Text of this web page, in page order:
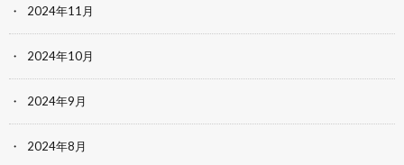
2024年11月
2024年10月
2024年9月
2024年8月